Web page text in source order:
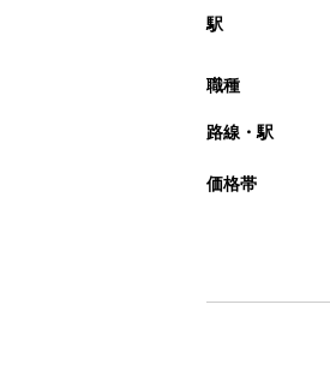
駅
職種
路線・駅
価格帯